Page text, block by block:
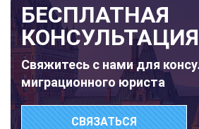
БЕСПЛАТНАЯ
КОНСУЛЬТАЦИЯ
Свяжитесь с нами для
миграционного юриста
СВЯЗАТЬСЯ